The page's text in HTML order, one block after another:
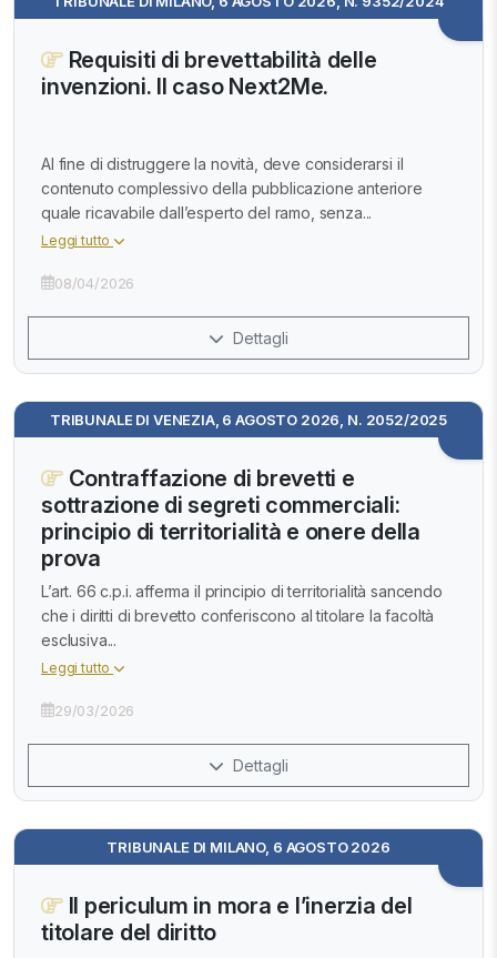
Requisiti di brevettabilità delle
invenzioni. Il caso Next2Me.
Al fine di distruggere la novità, deve considerarsi il
contenuto complessivo della pubblicazione anteriore
quale ricavabile dall’esperto del ramo, senza...
Leggi tutto
08/04/2026
Dettagli
TRIBUNALE DI VENEZIA, 6 AGOSTO 2026, N. 2052/2025
Contraffazione di brevetti e
sottrazione di segreti commerciali:
principio di territorialità e onere della
prova
L’art. 66 c.p.i. afferma il principio di territorialità sancendo
che i diritti di brevetto conferiscono al titolare la facoltà
esclusiva...
Leggi tutto
29/03/2026
Dettagli
TRIBUNALE DI MILANO, 6 AGOSTO 2026
Il periculum in mora e l’inerzia del
titolare del diritto